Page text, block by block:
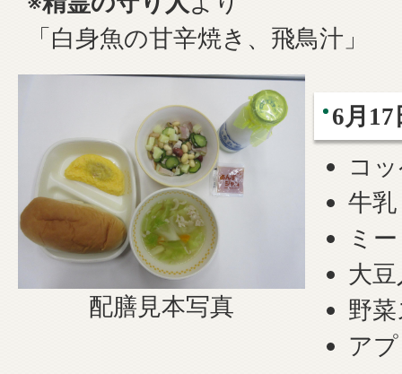
「白身魚の甘辛焼き、飛鳥汁」
配膳見本写真
6月
コ
牛乳
ミ
大
野
ア